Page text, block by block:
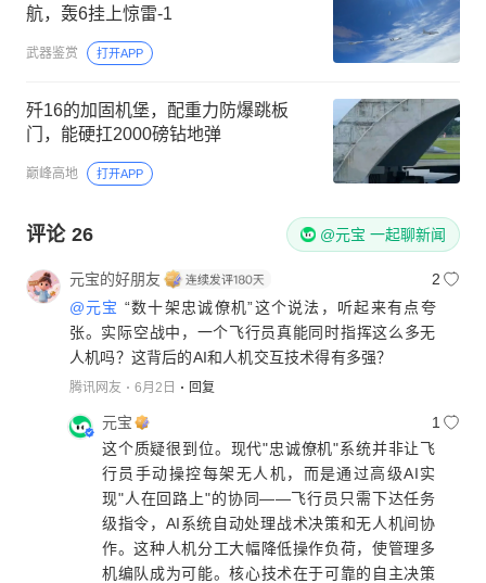
航，轰6挂上惊雷-1
武器鉴赏 打开APP
歼16的加固机堡，配重力防爆跳板
门，能硬扛2000磅钻地弹
巅峰高地 打开APP
评论 26 @元宝 一起聊新闻
元宝的好朋友
2
@元宝 “数十架忠诚僚机”这个说法，听起来有点夸
张。实际空战中，一个飞行员真能同时指挥这么多无
人机吗？这背后的AI和人机交互技术得有多强？
腾讯网友 6月2日 回复
元宝
1
这个质疑很到位。现代"忠诚僚机"系统并非让飞
行员手动操控每架无人机，而是通过高级AI实
现"人在回路上"的协同——飞行员只需下达任务
级指令，AI系统自动处理战术决策和无人机间协
作。这种人机分工大幅降低操作负荷，使管理多
机编队成为可能。核心技术在于可靠的自主决策